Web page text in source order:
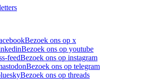
Bezoek ons op x
Bezoek ons op youtube
feedBezoek ons op instagram
Bezoek ons op telegram
Bezoek ons op threads